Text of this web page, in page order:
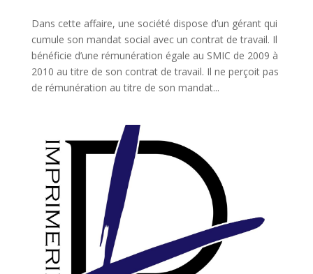
Dans cette affaire, une société dispose d’un gérant qui
cumule son mandat social avec un contrat de travail. Il
bénéficie d’une rémunération égale au SMIC de 2009 à
2010 au titre de son contrat de travail. Il ne perçoit pas
de rémunération au titre de son mandat...